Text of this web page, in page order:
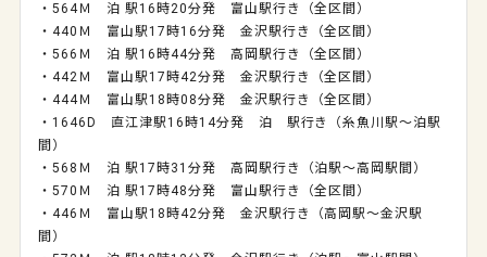
・564Ｍ 泊 駅16時20分発 富山駅行き（全区間）
・440Ｍ 富山駅17時16分発 金沢駅行き（全区間）
・566Ｍ 泊 駅16時44分発 高岡駅行き（全区間）
・442Ｍ 富山駅17時42分発 金沢駅行き（全区間）
・444Ｍ 富山駅18時08分発 金沢駅行き（全区間）
・1646D 直江津駅16時14分発 泊 駅行き（糸魚川駅～泊駅
間）
・568Ｍ 泊 駅17時31分発 高岡駅行き（泊駅～高岡駅間）
・570Ｍ 泊 駅17時48分発 富山駅行き（全区間）
・446Ｍ 富山駅18時42分発 金沢駅行き（高岡駅～金沢駅
間）